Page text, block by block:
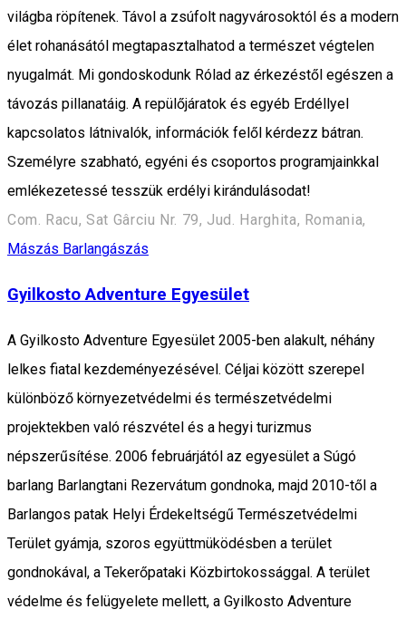
világba röpítenek. Távol a zsúfolt nagyvárosoktól és a modern
élet rohanásától megtapasztalhatod a természet végtelen
nyugalmát. Mi gondoskodunk Rólad az érkezéstől egészen a
távozás pillanatáig. A repülőjáratok és egyéb Erdéllyel
kapcsolatos látnivalók, információk felől kérdezz bátran.
Személyre szabható, egyéni és csoportos programjainkkal
emlékezetessé tesszük erdélyi kirándulásodat!
Com. Racu, Sat Gârciu Nr. 79, Jud. Harghita, Romania,
Mászás Barlangászás
Gyilkosto Adventure Egyesület
A Gyilkosto Adventure Egyesület 2005-ben alakult, néhány
lelkes fiatal kezdeményezésével. Céljai között szerepel
különböző környezetvédelmi és természetvédelmi
projektekben való részvétel és a hegyi turizmus
népszerűsítése. 2006 februárjától az egyesület a Súgó
barlang Barlangtani Rezervátum gondnoka, majd 2010-től a
Barlangos patak Helyi Érdekeltségű Természetvédelmi
Terület gyámja, szoros együttmüködésben a terület
gondnokával, a Tekerőpataki Közbirtokossággal. A terület
védelme és felügyelete mellett, a Gyilkosto Adventure